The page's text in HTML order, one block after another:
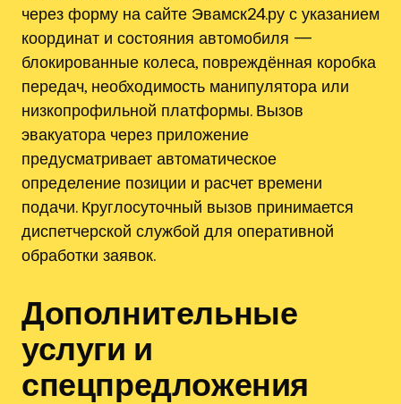
через форму на сайте Эвамск24.ру с указанием
координат и состояния автомобиля —
блокированные колеса, повреждённая коробка
передач, необходимость манипулятора или
низкопрофильной платформы. Вызов
эвакуатора через приложение
предусматривает автоматическое
определение позиции и расчет времени
подачи. Круглосуточный вызов принимается
диспетчерской службой для оперативной
обработки заявок.
Дополнительные
услуги и
спецпредложения